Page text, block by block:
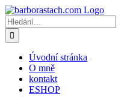
Přeskočit
na
obsah
Hledat:
Úvodní stránka
O mně
kontakt
ESHOP